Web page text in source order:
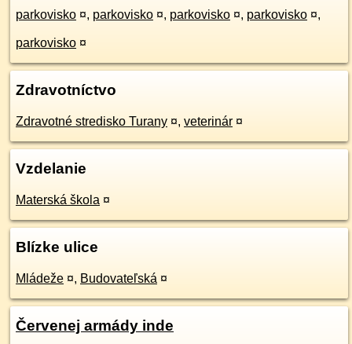
parkovisko ¤, parkovisko ¤, parkovisko ¤, parkovisko ¤,
parkovisko ¤
Zdravotníctvo
Zdravotné stredisko Turany ¤, veterinár ¤
Vzdelanie
Materská škola ¤
Blízke ulice
Mládeže ¤, Budovateľská ¤
Červenej armády inde